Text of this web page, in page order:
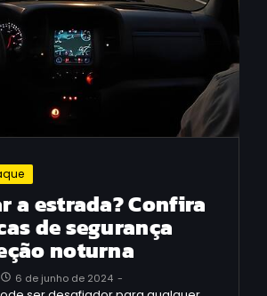
a estrada? Confira
de segurança
noturna
6 de junho de 2024 -